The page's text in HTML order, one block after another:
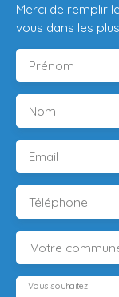
Merci de remplir
vous dans les
Prénom
Nom
Email
Téléphone
Votre
Vous souhaitez